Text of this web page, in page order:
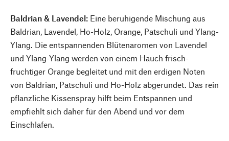
Baldrian & Lavendel: Eine beruhigende Mischung aus
Baldrian, Lavendel, Ho-Holz, Orange, Patschuli und Ylang-
Ylang. Die entspannenden Blütenaromen von Lavendel
und Ylang-Ylang werden von einem Hauch frisch-
fruchtiger Orange begleitet und mit den erdigen Noten
von Baldrian, Patschuli und Ho-Holz abgerundet. Das rein
pflanzliche Kissenspray hilft beim Entspannen und
empfiehlt sich daher für den Abend und vor dem
Einschlafen.